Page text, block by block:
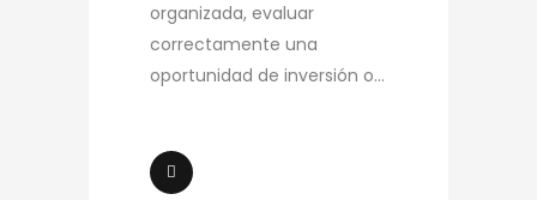
organizada, evaluar
correctamente una
oportunidad de inversión o...